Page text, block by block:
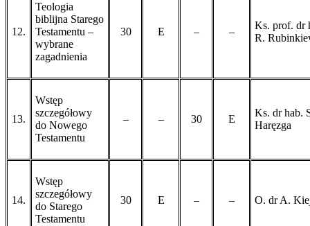
12.
Teologia
biblijna Starego
Testamentu –
wybrane
zagadnienia
30 E – –
Ks. prof. dr
R.
13.
Wstęp
szczegółowy
do Nowego
Testamentu
– – 30 E
Ks. dr hab.
Haręzga
14.
Wstęp
szczegółowy
do Starego
Testamentu
30 E – – O. dr A.